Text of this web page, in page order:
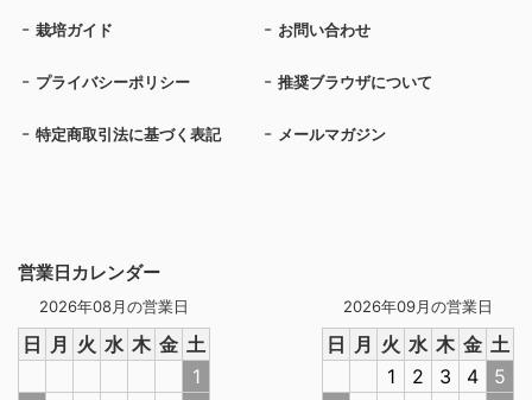
営業日カレンダー
2026年08月の営業日
日 月 火 水 木 金 土
1
2026年09月の営業日
日 月 火 水 木 金 土
1
2 3 4
5
栽培ガイド お問い合わせ
プライバシーポリシー 推奨ブラウザについて
特定商取引法に基づく表記 メールマガジン